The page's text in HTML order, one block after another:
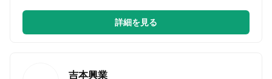
詳細を見る
吉本興業